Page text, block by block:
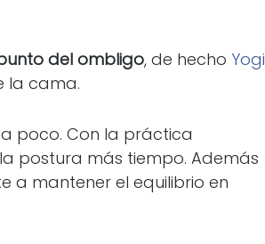
del ombligo, de hecho Yogi
la cama.
poco. Con la práctica
postura más tiempo. Además
a mantener el equilibrio en